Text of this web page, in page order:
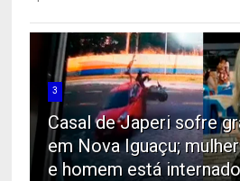
3
Casal de Japeri sofre
em Nova Iguaçu;
e homem está